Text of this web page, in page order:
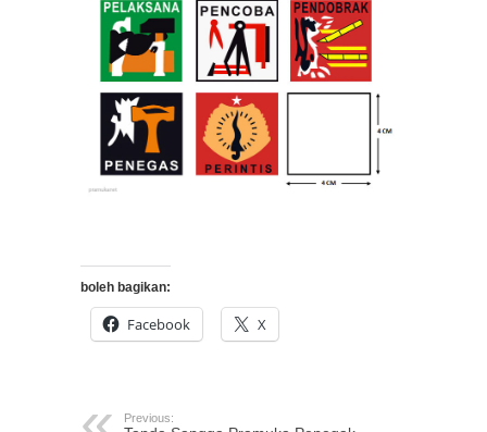
boleh bagikan:
Facebook X
Previous: